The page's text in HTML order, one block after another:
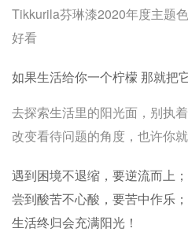
Tikkurila芬琳漆2020年度主题
好看
如果生活给你一个柠檬 那就把
去探索生活里的阳光面，别执
改变看待问题的角度，也许你
遇到困境不退缩，要逆流而上；
尝到酸苦不心酸，要苦中作乐；
生活终归会充满阳光！